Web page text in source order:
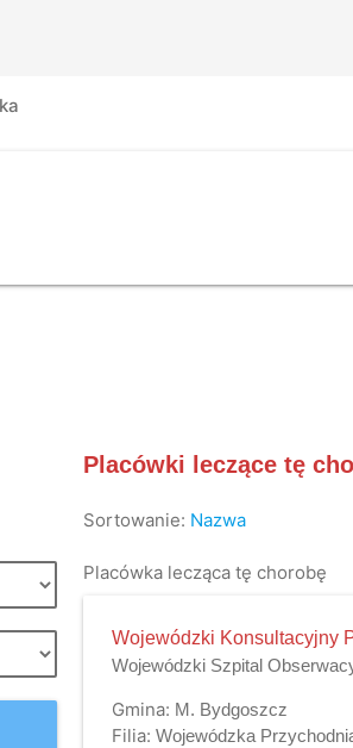
Placówki leczące tę
Sortowanie: Nazwa
Placówka lecząca tę chorobę
Wojewódzki Konsultacyjny
Wojewódzki Szpital
Gmina: M. Bydgoszcz
Filia: Wojewódzka